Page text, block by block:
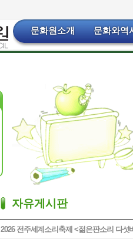
문화원소개 문화와역
자유게시판
2026 전주세계소리축제 <젊은판소리 다